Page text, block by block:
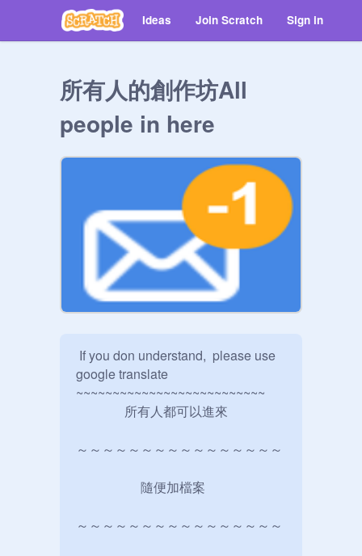
Ideas Join Scratch Sign in
所有人的創作坊All
people in here
google translate
~~~~~~~~~~~~~~~~~~~~~~~~~~
～～～～～～～～～～～～～～～～
～～～～～～～～～～～～～～～～